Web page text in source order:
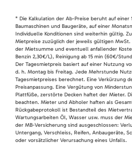
* Die Kalkulation der Ab-Preise beruht auf einer
Baumaschinen und Baugeräte, auf einer
Individuelle Konditionen sind weiterhin gültig.
Mietpreise zuzüglich der jeweils gültigen MwSt.
der Mietsumme und eventuell anfallender
Benzin 2,30€/L), Reinigung ab 15 min (60€/
Der Tagesmietpreis basiert auf einer Nutzung
d. h. Montag bis Freitag. Jede Mehrstunde
Tagesmietpreises berechnet. Eine Verkürzung
Preisanpassung. Eine Vergütung von
Plattfüße, zerstörte Decken haftet der Mieter.
beachten. Mieter und Abholer haften als
Rückgabeprotokoll ist Bestandteil des
Wartungsarbeiten Öl, Wasser usw. muss der
der MB-Versicherung sind ausgeschlossen:
Untergang, Verschleiss, Reifen, Anbaugeräte,
oder vorsätzlicher Verursachung eines Unfalls.